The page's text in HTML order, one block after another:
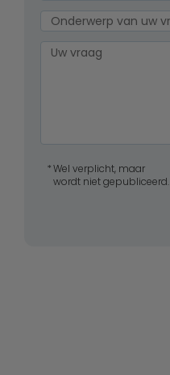
Wel verplicht, maar
wordt niet gepubliceerd.